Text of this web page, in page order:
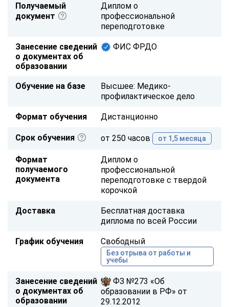
Получаемый
документ
Диплом о
профессиональной
переподготовке
Занесение сведений
о документах об
образовании
ФИС ФРДО
Обучение на базе
Высшее: Медико-
профилактическое дело
Формат обучения Дистанционно
Срок обучения от 250 часов от 1,5 месяца
Формат
получаемого
документа
Диплом о
профессиональной
переподготовке с твердой
корочкой
Доставка
Бесплатная доставка
диплома по всей России
График обучения Свободный
Без отрыва от работы и
учебы
Занесение сведений
о документах об
образовании
ФЗ №273 «Об
образовании в РФ» от
29.12.2012